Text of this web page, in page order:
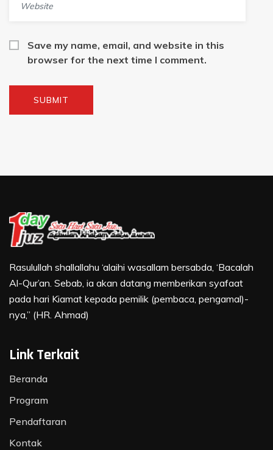
Save my name, email, and website in this
browser for the next time I comment.
Rasulullah shallallahu ‘alaihi wasallam bersabda, ‘Bacalah
Al-Qur’an. Sebab, ia akan datang memberikan syafaat
pada hari Kiamat kepada pemilik (pembaca, pengamal)-
nya,” (HR. Ahmad)
Link Terkait
Beranda
Program
Pendaftaran
Kontak